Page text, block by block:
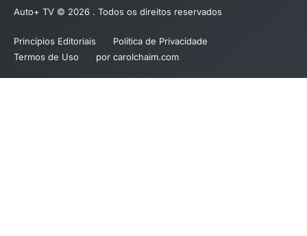
Auto+ TV © 2026 . Todos os direitos reservados
Princípios Editoriais
Política de Privacidade
Termos de Uso
por carolchaim.com